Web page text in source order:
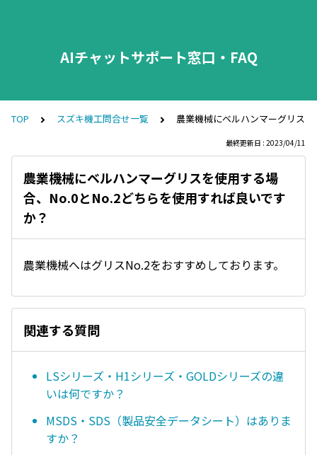
AIチャットサポート窓口・FAQ
TOP スズキ機工問合せ一覧 農業機械にベルハンマーグリス
最終更新日 : 2023/04/11
農業機械にベルハンマーグリスを使用する場
合、No.0とNo.2どちらを使用すれば良いです
か？
農業機械へはグリスNo.2をおすすめしております。
関連する質問
LSシリーズ・H1シリーズ・GOLDシリーズの違
いは何ですか？
MSDS・SDS（製品安全データシート）はありま
すか？